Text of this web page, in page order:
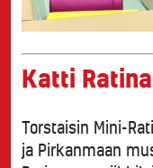
Katti
Torstaisin Mini-
ja Pirkanmaan